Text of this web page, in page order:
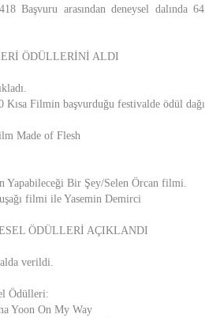
Başvuru arasından deneysel dalında
ÖDÜLLERİNİ ALDI
Kısa Filmin başvurduğu festivalde ödül
Made of Flesh
Yapabileceği Bir Şey/Selen Örcan filmi.
filmi ile Yasemin Demirci
ÖDÜLLERİ AÇIKLANDI
verildi.
Ödülleri:
Yoon On My Way